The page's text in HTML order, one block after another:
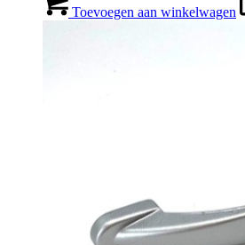
Toevoegen aan winkelwagen